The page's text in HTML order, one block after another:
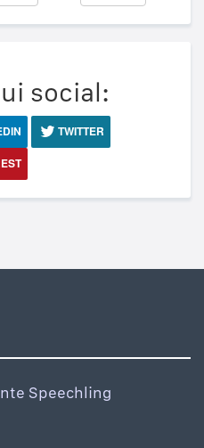
social:
TWITTER
Speechling